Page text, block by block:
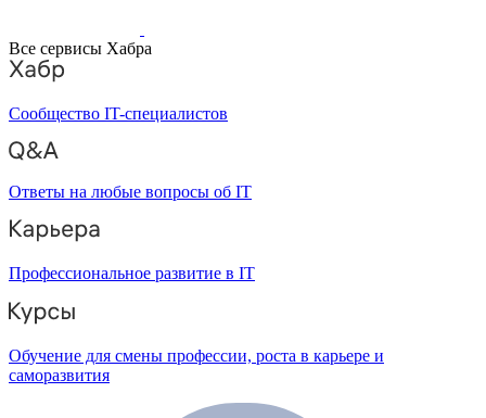
Все сервисы Хабра
Сообщество IT-специалистов
Ответы на любые вопросы об IT
Профессиональное развитие в IT
Обучение для смены профессии, роста в карьере и
саморазвития